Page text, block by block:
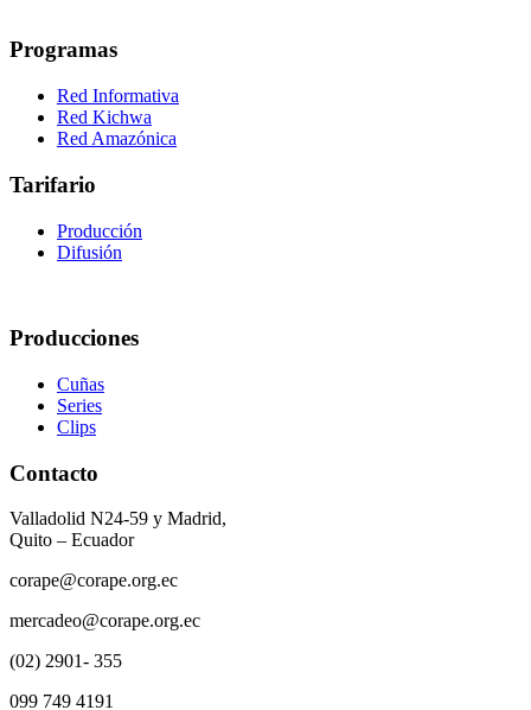
Programas
Red Informativa
Red Kichwa
Red Amazónica
Tarifario
Producción
Difusión
Producciones
Cuñas
Series
Clips
Contacto
Valladolid N24-59 y Madrid,
Quito – Ecuador
corape@corape.org.ec
mercadeo@corape.org.ec
(02) 2901- 355
099 749 4191